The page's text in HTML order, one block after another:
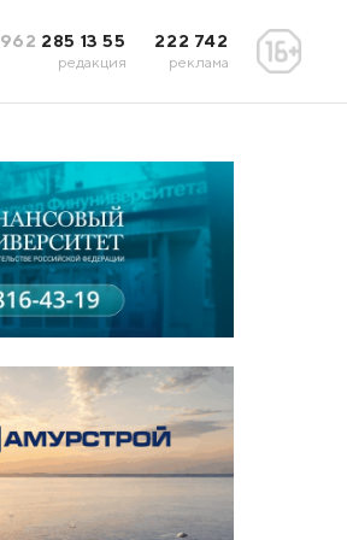
285 13 55
редакция
222 742
реклама